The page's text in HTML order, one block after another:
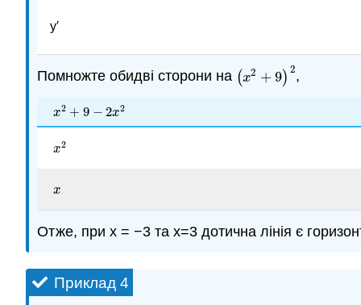
y′
Помножте обидві сторони на (x2 + 9) 2
(x2 +9 )2 ,
x2 + 9 − 2x2
x2 +9 −2x 2
x2
x2
x
x
Отже, при x = −3 та x=3 дотична лінія є
Приклад 4